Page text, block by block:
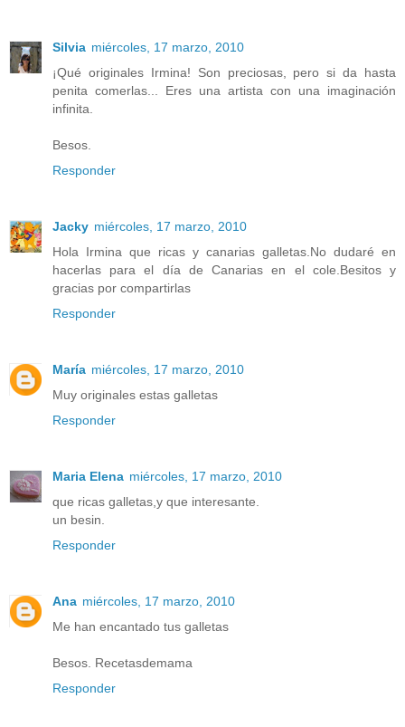
Silvia miércoles, 17 marzo, 2010
¡Qué originales Irmina! Son preciosas, pero si da hasta
penita comerlas... Eres una artista con una imaginación
infinita.
Besos.
Responder
Jacky miércoles, 17 marzo, 2010
Hola Irmina que ricas y canarias galletas.No dudaré en
hacerlas para el día de Canarias en el cole.Besitos y
gracias por compartirlas
Responder
María miércoles, 17 marzo, 2010
Muy originales estas galletas
Responder
Maria Elena miércoles, 17 marzo, 2010
que ricas galletas,y que interesante.
un besin.
Responder
Ana miércoles, 17 marzo, 2010
Me han encantado tus galletas
Besos. Recetasdemama
Responder